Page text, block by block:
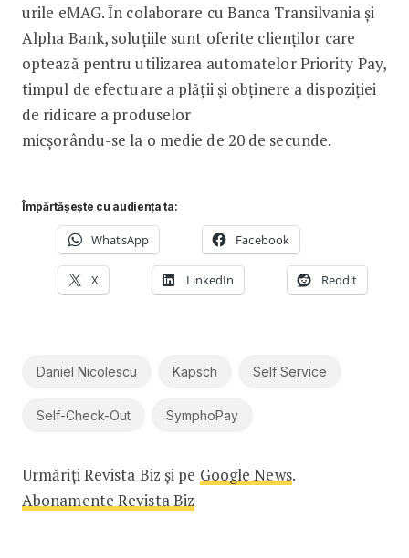
urile eMAG. În colaborare cu Banca Transilvania și
Alpha Bank, soluțiile sunt oferite clienților care
optează pentru utilizarea automatelor Priority Pay,
timpul de efectuare a plății și obținere a dispoziției
de ridicare a produselor
micșorându-se la o medie de 20 de secunde.
Împărtășește cu audiența ta:
WhatsApp Facebook
X LinkedIn Reddit
Daniel Nicolescu Kapsch Self Service
Self-Check-Out SymphoPay
Urmăriți Revista Biz și pe Google News.
Abonamente Revista Biz